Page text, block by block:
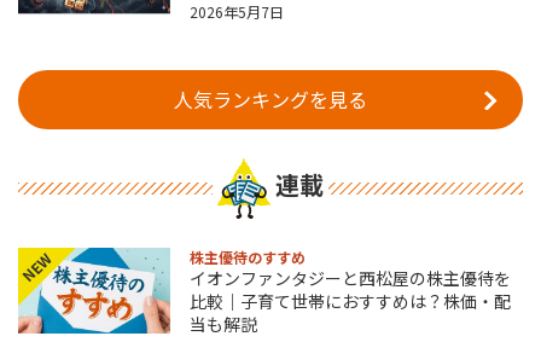
2026年5月7日
人気ランキングを見る
連載
NEW 株主優待のすすめ
イオンファンタジーと西松屋の株主優待を
比較｜子育て世帯におすすめは？株価・配
当も解説